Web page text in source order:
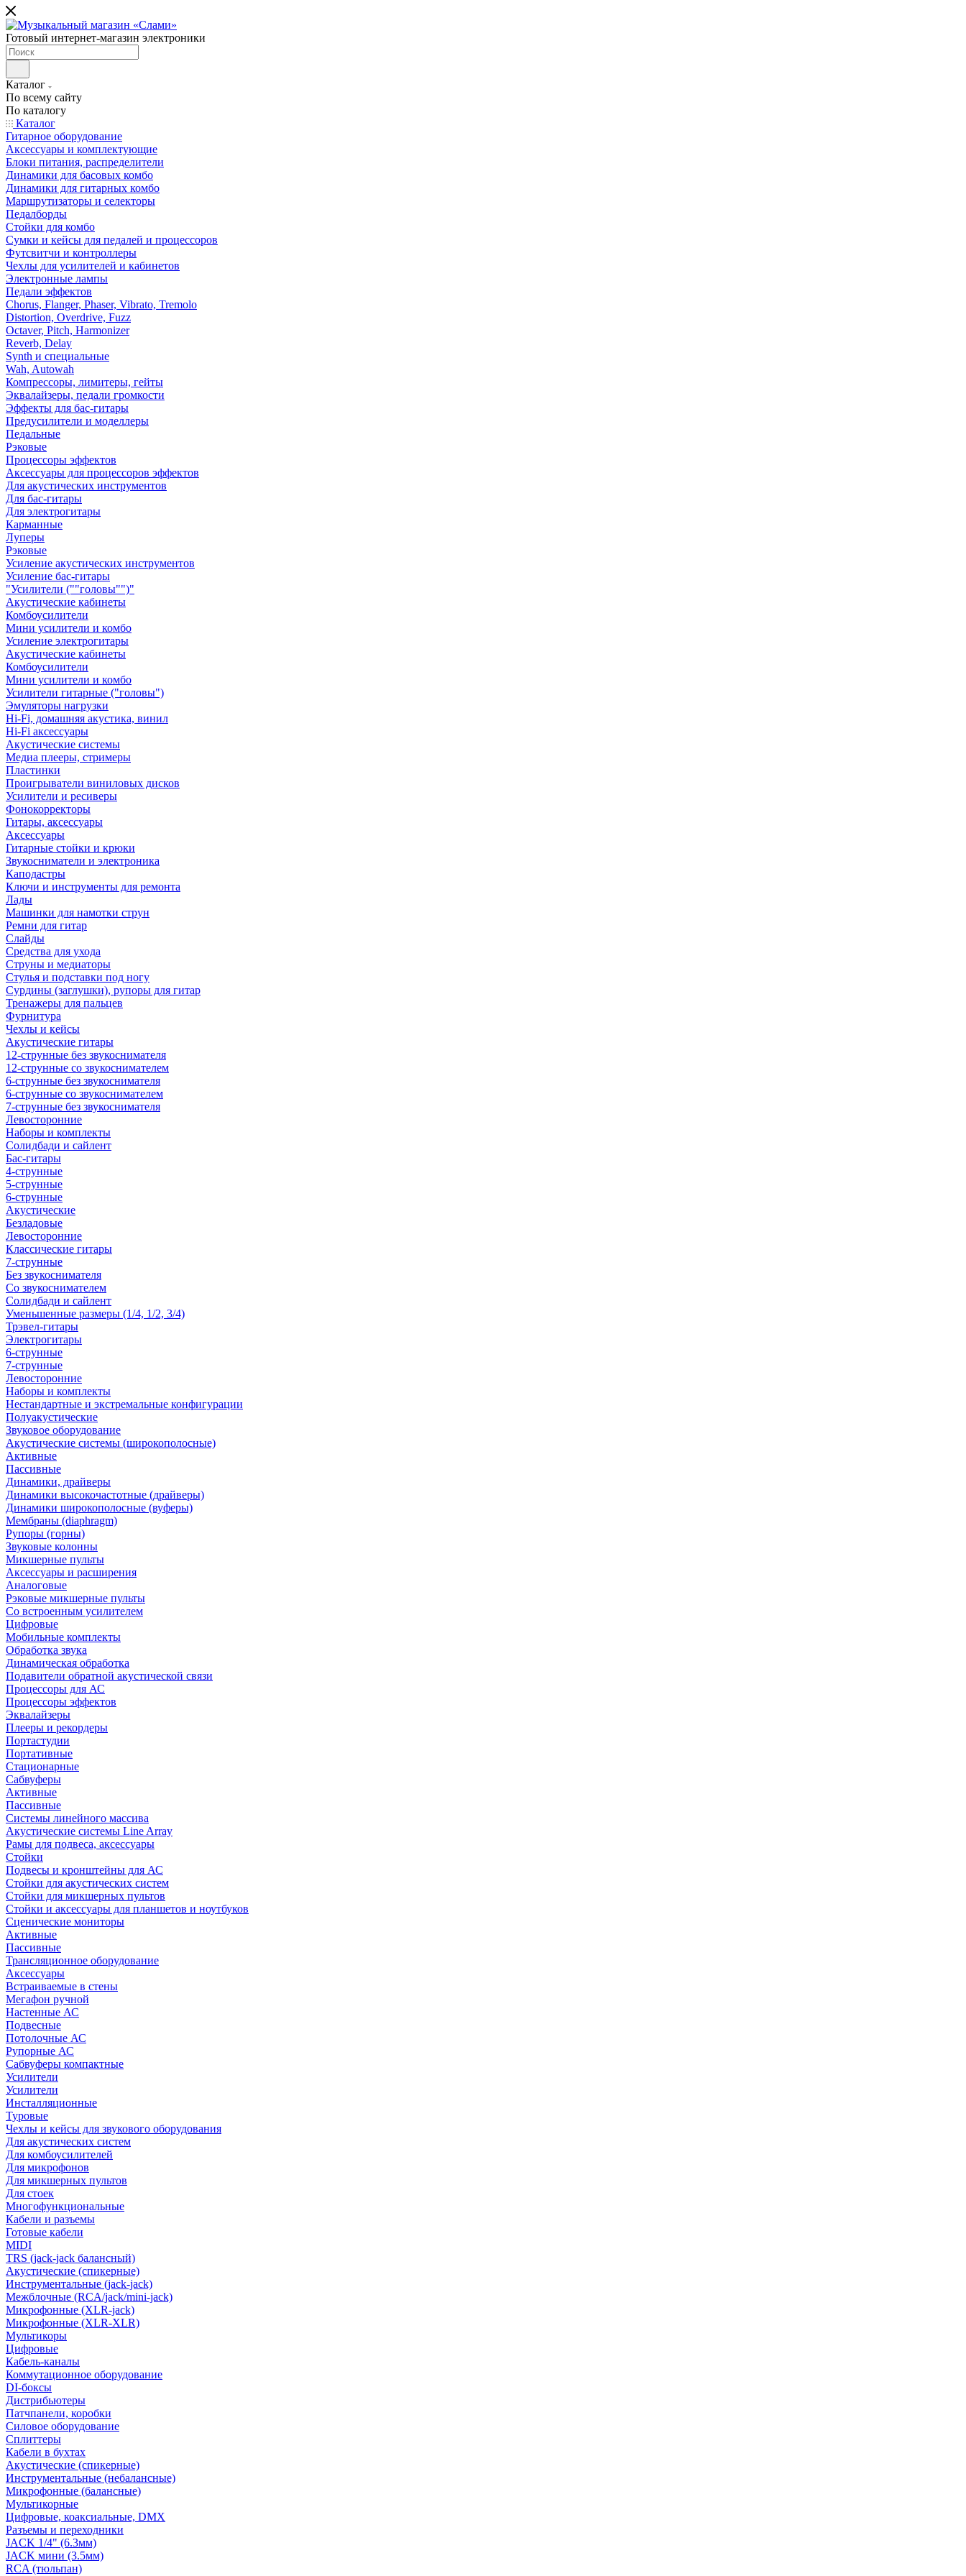
Готовый интернет-магазин электроники
Каталог
По всему сайту
По каталогу
Каталог
Гитарное оборудование
Аксессуары и комплектующие
Блоки питания, распределители
Динамики для басовых комбо
Динамики для гитарных комбо
Маршрутизаторы и селекторы
Педалборды
Стойки для комбо
Сумки и кейсы для педалей и процессоров
Футсвитчи и контроллеры
Чехлы для усилителей и кабинетов
Электронные лампы
Педали эффектов
Chorus, Flanger, Phaser, Vibrato, Tremolo
Distortion, Overdrive, Fuzz
Octaver, Pitch, Harmonizer
Reverb, Delay
Synth и специальные
Wah, Autowah
Компрессоры, лимитеры, гейты
Эквалайзеры, педали громкости
Эффекты для бас-гитары
Предусилители и моделлеры
Педальные
Рэковые
Процессоры эффектов
Аксессуары для процессоров эффектов
Для акустических инструментов
Для бас-гитары
Для электрогитары
Карманные
Луперы
Рэковые
Усиление акустических инструментов
Усиление бас-гитары
"Усилители (""головы"")"
Акустические кабинеты
Комбоусилители
Мини усилители и комбо
Усиление электрогитары
Акустические кабинеты
Комбоусилители
Мини усилители и комбо
Усилители гитарные ("головы")
Эмуляторы нагрузки
Hi-Fi, домашняя акустика, винил
Hi-Fi аксессуары
Акустические системы
Медиа плееры, стримеры
Пластинки
Проигрыватели виниловых дисков
Усилители и ресиверы
Фонокорректоры
Гитары, аксессуары
Аксессуары
Гитарные стойки и крюки
Звукосниматели и электроника
Каподастры
Ключи и инструменты для ремонта
Лады
Машинки для намотки струн
Ремни для гитар
Слайды
Средства для ухода
Струны и медиаторы
Стулья и подставки под ногу
Сурдины (заглушки), рупоры для гитар
Тренажеры для пальцев
Фурнитура
Чехлы и кейсы
Акустические гитары
12-струнные без звукоснимателя
12-струнные со звукоснимателем
6-струнные без звукоснимателя
6-струнные со звукоснимателем
7-струнные без звукоснимателя
Левосторонние
Наборы и комплекты
Солидбади и сайлент
Бас-гитары
4-струнные
5-струнные
6-струнные
Акустические
Безладовые
Левосторонние
Классические гитары
7-струнные
Без звукоснимателя
Со звукоснимателем
Солидбади и сайлент
Уменьшенные размеры (1/4, 1/2, 3/4)
Трэвел-гитары
Электрогитары
6-струнные
7-струнные
Левосторонние
Наборы и комплекты
Нестандартные и экстремальные конфигурации
Полуакустические
Звуковое оборудование
Акустические системы (широкополосные)
Активные
Пассивные
Динамики, драйверы
Динамики высокочастотные (драйверы)
Динамики широкополосные (вуферы)
Мембраны (diaphragm)
Рупоры (горны)
Звуковые колонны
Микшерные пульты
Аксессуары и расширения
Аналоговые
Рэковые микшерные пульты
Со встроенным усилителем
Цифровые
Мобильные комплекты
Обработка звука
Динамическая обработка
Подавители обратной акустической связи
Процессоры для АС
Процессоры эффектов
Эквалайзеры
Плееры и рекордеры
Портастудии
Портативные
Стационарные
Сабвуферы
Активные
Пассивные
Системы линейного массива
Акустические системы Line Array
Рамы для подвеса, аксессуары
Стойки
Подвесы и кронштейны для АС
Стойки для акустических систем
Стойки для микшерных пультов
Стойки и аксессуары для планшетов и ноутбуков
Сценические мониторы
Активные
Пассивные
Трансляционное оборудование
Аксессуары
Встраиваемые в стены
Мегафон ручной
Настенные АС
Подвесные
Потолочные АС
Рупорные АС
Сабвуферы компактные
Усилители
Усилители
Инсталляционные
Туровые
Чехлы и кейсы для звукового оборудования
Для акустических систем
Для комбоусилителей
Для микрофонов
Для микшерных пультов
Для стоек
Многофункциональные
Кабели и разъемы
Готовые кабели
MIDI
TRS (jack-jack балансный)
Акустические (спикерные)
Инструментальные (jack-jack)
Межблочные (RCA/jack/mini-jack)
Микрофонные (XLR-jack)
Микрофонные (XLR-XLR)
Мультикоры
Цифровые
Кабель-каналы
Коммутационное оборудование
DI-боксы
Дистрибьютеры
Патчпанели, коробки
Силовое оборудование
Сплиттеры
Кабели в бухтах
Акустические (спикерные)
Инструментальные (небалансные)
Микрофонные (балансные)
Мультикорные
Цифровые, коаксиальные, DMX
Разъемы и переходники
JACK 1/4" (6.3мм)
JACK мини (3.5мм)
RCA (тюльпан)